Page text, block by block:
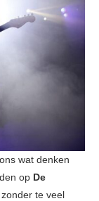
wat denken
op De
zonder te veel